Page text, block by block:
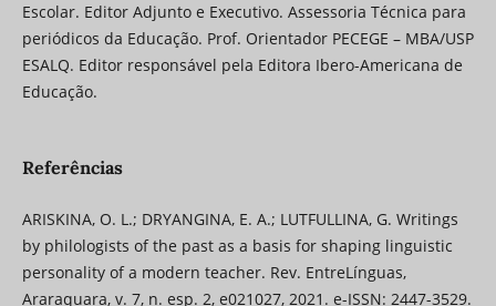
Escolar. Editor Adjunto e Executivo. Assessoria Técnica para
periódicos da Educação. Prof. Orientador PECEGE – MBA/USP
ESALQ. Editor responsável pela Editora Ibero-Americana de
Educação.
Referências
ARISKINA, O. L.; DRYANGINA, E. A.; LUTFULLINA, G. Writings
by philologists of the past as a basis for shaping linguistic
personality of a modern teacher. Rev. EntreLínguas,
Araraquara, v. 7, n. esp. 2, e021027, 2021. e-ISSN: 2447-3529.